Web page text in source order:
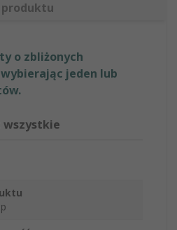
produktu
o zbliżonych
jeden lub
wszystkie